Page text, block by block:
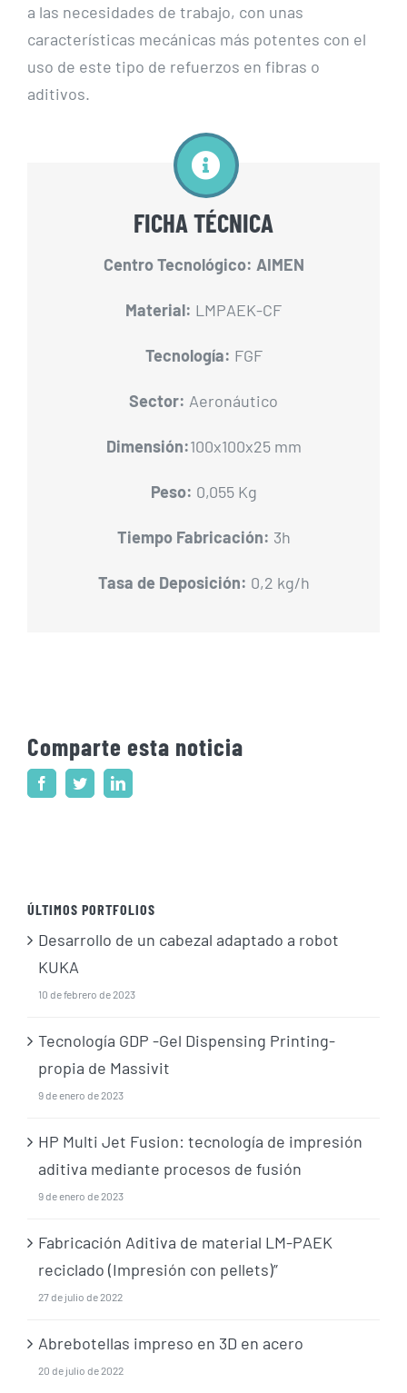
a las necesidades de trabajo, con unas
características mecánicas más potentes con el
uso de este tipo de refuerzos en fibras o
aditivos.
FICHA TÉCNICA
Centro Tecnológico: AIMEN
Material: LMPAEK-CF
Tecnología: FGF
Sector: Aeronáutico
Dimensión:100x100x25 mm
Peso: 0,055 Kg
Tiempo Fabricación: 3h
Tasa de Deposición: 0,2 kg/h
Comparte esta noticia
FacebookTwitterLinkedIn
ÚLTIMOS PORTFOLIOS
Desarrollo de un cabezal adaptado a robot
KUKA
10 de febrero de 2023
Tecnología GDP -Gel Dispensing Printing-
propia de Massivit
9 de enero de 2023
HP Multi Jet Fusion: tecnología de impresión
aditiva mediante procesos de fusión
9 de enero de 2023
Fabricación Aditiva de material LM-PAEK
reciclado (Impresión con pellets)”
27 de julio de 2022
Abrebotellas impreso en 3D en acero
20 de julio de 2022